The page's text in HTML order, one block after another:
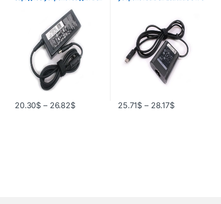
DA65NM111-00 Inspiron 17
1750 1764 1720
20.30$ – 26.82$ 25.71$ – 28.17$